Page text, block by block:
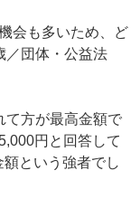
会も多いため、ど
／団体・公益法
て方が最高金額で
円と回答して
という強者でし